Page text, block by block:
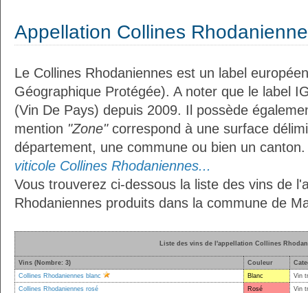
Appellation Collines
Le Collines Rhodaniennes est un label
Géographique Protégée). A noter que le label
(Vin De Pays) depuis 2009. Il possède
mention "Zone"correspond à une surface
département, une commune ou bien un
viticole Collines Rhodaniennes...
Vous trouverez ci-dessous la liste des vins de
Rhodaniennes produits dans la commune de
Liste des vins de l'appellation Collines
Vins (Nombre: 3) Couleur
Collines Rhodaniennes blanc
Blanc
Vin
Collines Rhodaniennes rosé
Rosé
Vin